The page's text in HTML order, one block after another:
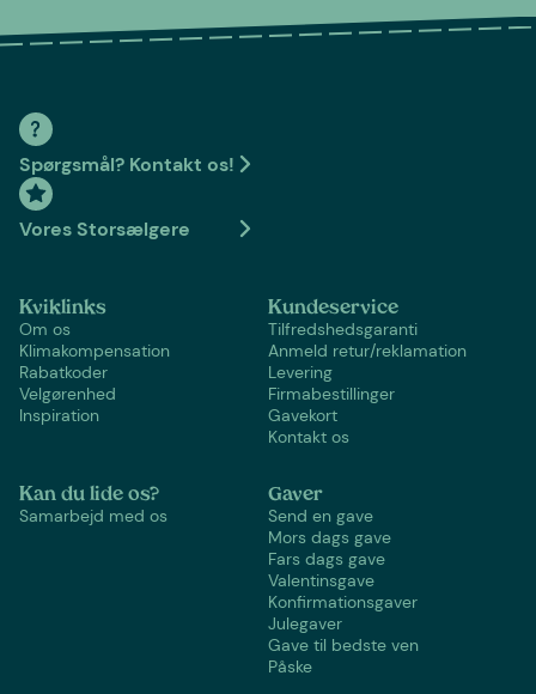
Spørgsmål? Kontakt os!
Vores Storsælgere
Kviklinks
Om os
Klimakompensation
Rabatkoder
Velgørenhed
Inspiration
Kundeservice
Tilfredshedsgaranti
Anmeld retur/reklamation
Levering
Firmabestillinger
Gavekort
Kontakt os
Kan du lide os?
Samarbejd med os
Gaver
Send en gave
Mors dags gave
Fars dags gave
Valentinsgave
Konfirmationsgaver
Julegaver
Gave til bedste ven
Påske